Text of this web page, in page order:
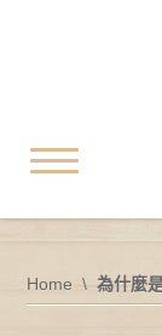
Home 為什麼